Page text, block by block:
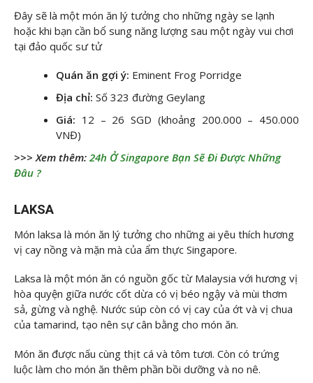
Đây sẽ là một món ăn lý tưởng cho những ngày se lạnh
hoặc khi bạn cần bổ sung năng lượng sau một ngày vui chơi
tại đảo quốc sư tử
Quán ăn gợi ý: Eminent Frog Porridge
Địa chỉ: Số 323 đường Geylang
Giá: 12 – 26 SGD (khoảng 200.000 – 450.000
VNĐ)
>>> Xem thêm: 24h Ở Singapore Bạn Sẽ Đi Được Những
Đâu ?
LAKSA
Món laksa là món ăn lý tưởng cho những ai yêu thích hương
vị cay nồng và mặn mà của ẩm thực Singapore.
Laksa là một món ăn có nguồn gốc từ Malaysia với hương vị
hòa quyện giữa nước cốt dừa có vị béo ngậy và mùi thơm
sả, gừng và nghệ. Nước súp còn có vị cay của ớt và vị chua
của tamarind, tạo nên sự cân bằng cho món ăn.
Món ăn được nấu cùng thịt cá và tôm tươi. Còn có trứng
luộc làm cho món ăn thêm phần bồi dưỡng và no nê.